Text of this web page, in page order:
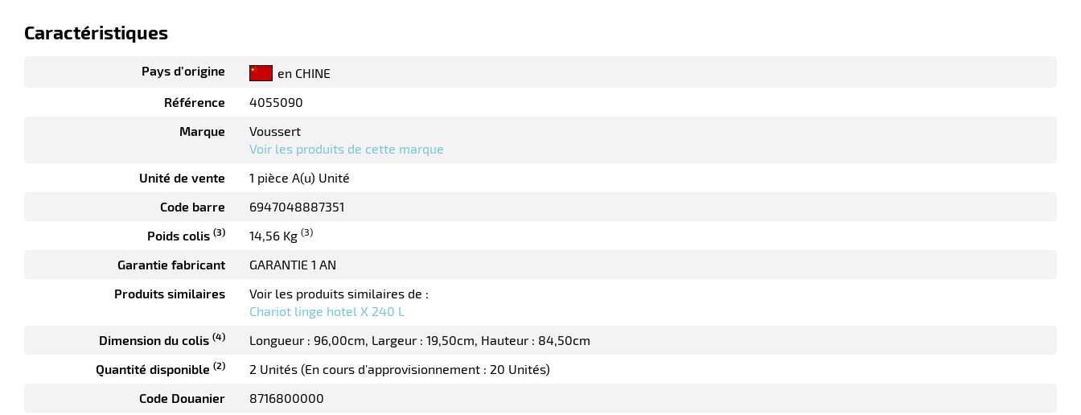
Caractéristiques
Pays d’origine
en CHINE
Référence
4055090
Marque
Voussert
Voir les produits de cette marque
Unité de vente
1 pièce A(u) Unité
Code barre
6947048887351
Poids colis (3) 14,56 Kg (3)
Garantie fabricant
GARANTIE 1 AN
Produits similaires
Voir les produits similaires de :
Chariot linge hotel X 240 L
Dimension du colis (4) Longueur : 96,00cm Largeur : 19,50cm Hauteur : 84,50cm
Quantité disponible (2)
2 Unités (En cours d'approvisionnement : 20 Unités)
Code Douanier
8716800000